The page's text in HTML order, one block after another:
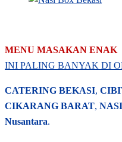
MENU MASAKAN ENAK
INI PALING BANYAK DI
CATERING BEKASI,
CIKARANG BARAT,
Nusantara.